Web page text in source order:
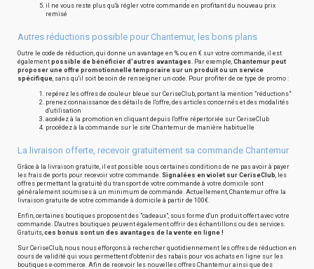
il ne vous reste plus qu'à régler votre commande en profitant du nouveau prix
remisé
Autres réductions possible pour Chantemur, les bons plans
Outre le code de réduction, qui donne un avantage en % ou en € sur votre commande, il est
également possible de bénéficier d'autres avantages. Par exemple, Chantemur peut
proposer une offre promotionnelle temporaire sur un produit ou un service
spécifique, sans qu'il soit besoin de renseigner un code. Pour profiter de ce type de promo :
repérez les offres de couleur bleue sur CeriseClub, portant la mention "réductions"
prenez connaissance des détails de l'offre, des articles concernés et des modalités
d'utilisation
accédez à la promotion en cliquant depuis l'offre répertoriée sur CeriseClub
procédez à la commande sur le site Chantemur de manière habituelle
La livraison offerte, recevoir gratuitement sa commande Chantemur
Grâce à la livraison gratuite, il est possible sous certaines conditions de ne pas avoir à payer
les frais de ports pour recevoir votre commande. Signalées en violet sur CeriseClub, les
offres permettant la gratuité du transport de votre commande à votre domicile sont
généralement soumises à un minimum de commande. Actuellement, Chantemur offre la
livraison gratuite de votre commande à domicile à partir de 100€.
Enfin, certaines boutiques proposent des "cadeaux", sous forme d'un produit offert avec votre
commande. D'autres boutiques peuvent également offrir des échantillons ou des services.
Gratuits, ces bonus sont un des avantages de la vente en ligne !
Sur CeriseClub, nous nous efforçons à rechercher quotidiennement les offres de réduction en
cours de validité qui vous permettent d'obtenir des rabais pour vos achats en ligne sur les
boutiques e-commerce. Afin de recevoir les nouvelles offres Chantemur ainsi que des